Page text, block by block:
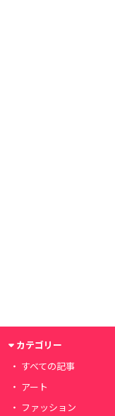
カテゴリー
すべての記事
アート
ファッション